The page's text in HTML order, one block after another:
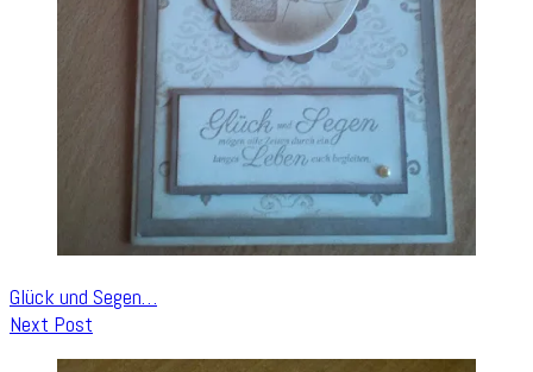
Glück und Segen…
Next Post